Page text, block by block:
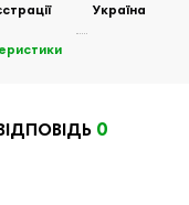
Україна
0